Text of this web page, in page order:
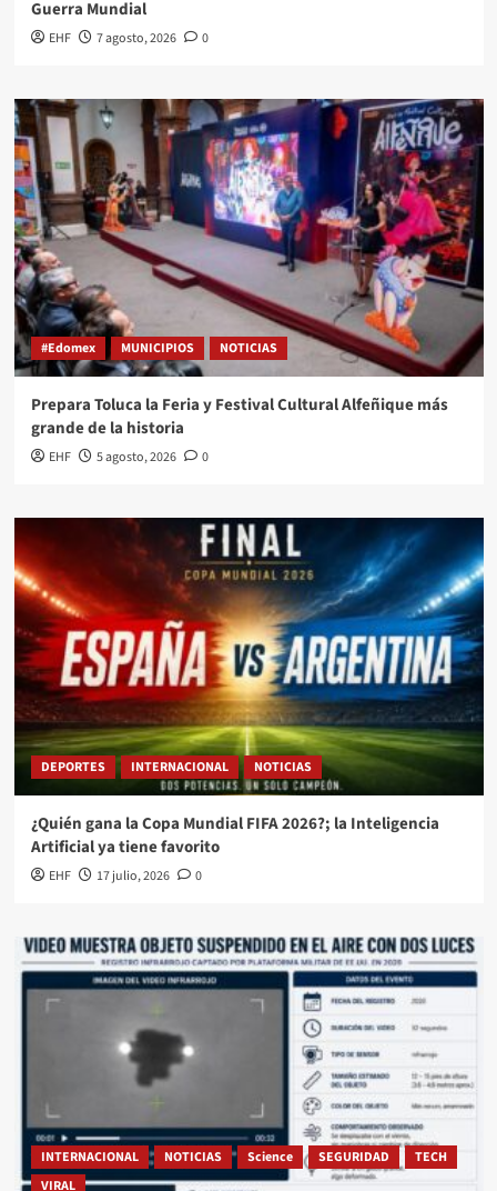
Guerra Mundial
EHF 7 agosto, 2026 0
#Edomex MUNICIPIOS NOTICIAS
Prepara Toluca la Feria y Festival Cultural Alfeñique más
grande de la historia
EHF 5 agosto, 2026 0
DEPORTES INTERNACIONAL NOTICIAS
¿Quién gana la Copa Mundial FIFA 2026?; la Inteligencia
Artificial ya tiene favorito
EHF 17 julio, 2026 0
INTERNACIONAL NOTICIAS Science SEGURIDAD
TECH
VIRAL